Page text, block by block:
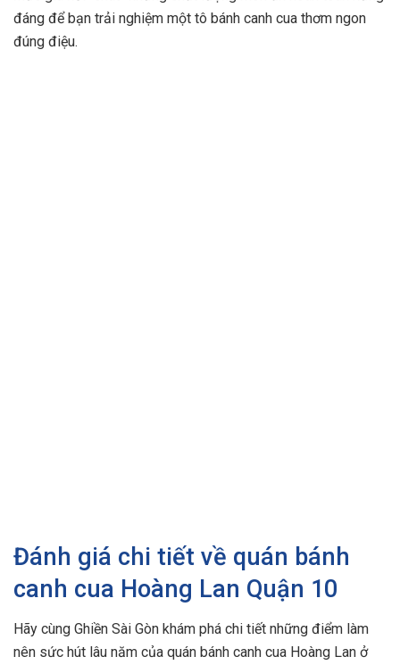
đáng để bạn trải nghiệm một tô bánh canh cua thơm ngon
đúng điệu.
Đánh giá chi tiết về quán bánh
canh cua Hoàng Lan Quận 10
Hãy cùng Ghiền Sài Gòn khám phá chi tiết những điểm làm
nên sức hút lâu năm của quán bánh canh cua Hoàng Lan ở